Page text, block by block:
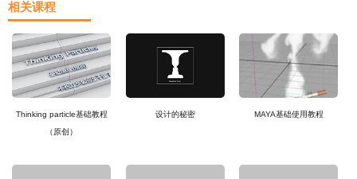
相关课程
Thinking particle基础教程
（原创）
设计的秘密 MAYA基础使用教程